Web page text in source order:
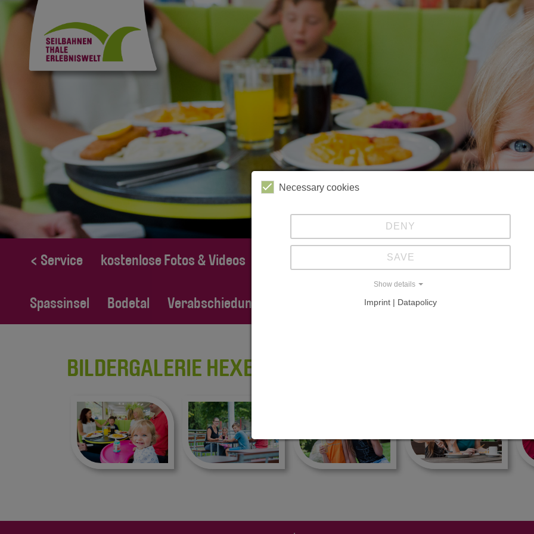
< Service kostenlose Fotos & Videos Kabinenbahn Sessellift
Spassinsel Bodetal Verabschiedung Familie Tietz
BILDERGALERIE HEXENKESSEL
Necessary cookies
DENY
SAVE
Show details
Imprint | Datapolicy